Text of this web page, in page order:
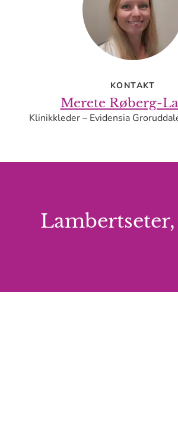
KONTAKT
Merete Røberg-
Klinikkleder – Evidensia